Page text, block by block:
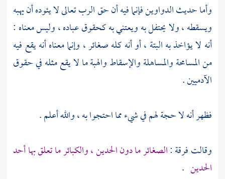
وأما حديث الدواوين فإنما فيه أن حق الرب تعالى لا يئوده أن يهبه
ويسقطه ، ولا يحتفل به ويعتني به كحقوق عباده ، وليس معناه :
أنه لا يؤاخذ به البتة ، أو أنه كله صغائر ، وإنما معناه أنه يقع فيه
من المسامحة والمساهلة والإسقاط والهبة ما لا يقع مثله في حقوق
الآدميين .
فظهر أنه لا حجة لهم في شيء مما احتجوا به ، والله أعلم .
وقالت فرقة :الصغائر ما دون الحدين ، والكبائر ما تعلق بها أحد
الحدين .